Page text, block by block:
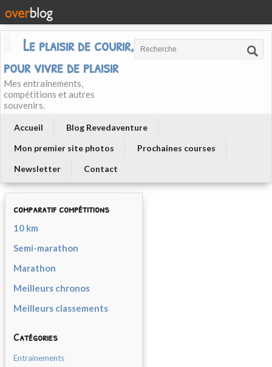
Le plaisir de courir, courir
pour vivre de plaisir
Mes entraînements,
compétitions et autres
souvenirs.
Accueil
Blog Revedaventure
Mon premier site photos
Prochaines courses
Newsletter
Contact
comparatif compétitions
10 km
Semi-marathon
Marathon
Meilleurs chronos
Meilleurs classements
Catégories
Entrainements